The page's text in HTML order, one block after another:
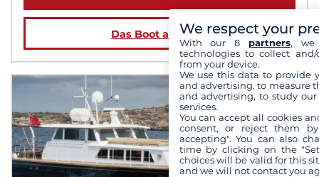
Das Boot ansehenWe respect your
With our 8 partners, we
technologies to collect
from your device.
We use this data to provide
and advertising, to measure
and advertising, to study
services.
You can accept all cookies
consent, or reject them
accepting". You can also
time by clicking on the
choices will be valid for this
and we will not contact you